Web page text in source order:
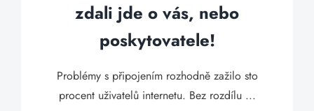
zdali jde o vás, nebo
poskytovatele!
Problémy s připojením rozhodně zažilo sto
procent uživatelů internetu. Bez rozdílu ...